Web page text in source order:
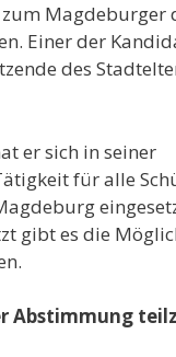
Magdeburger
Einer der
des
er sich in seiner
für alle
gibt es die
Abstimmung